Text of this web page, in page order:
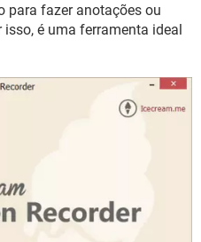
para fazer anotações ou
é uma ferramenta ideal